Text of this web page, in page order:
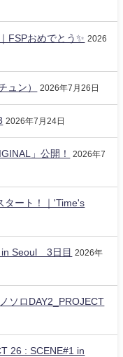
FSPおめでとう✨️ 2026
ュン） 2026年7月26日
2026年7月24日
」公開！
2026年7
タート！｜'Time's
in Seoul 3日目
2026年
ソロDAY2_PROJECT
26 : SCENE#1 in